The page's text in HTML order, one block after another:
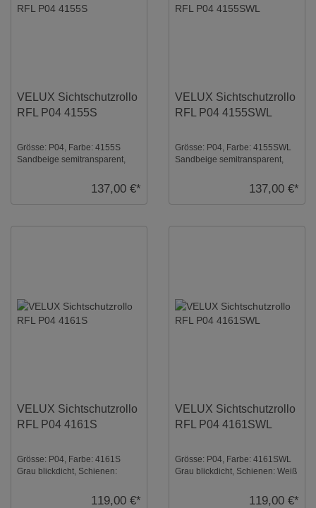
VELUX Sichtschutzrollo
RFL P04 4155S
Grösse: P04, Farbe: 4155S
Sandbeige semitransparent,
137,00 €*
VELUX Sichtschutzrollo
RFL P04 4155SWL
Grösse: P04, Farbe: 4155SWL
Sandbeige semitransparent,
137,00 €*
VELUX Sichtschutzrollo
RFL P04 4161S
Grösse: P04, Farbe: 4161S
Grau blickdicht, Schienen:
119,00 €*
VELUX Sichtschutzrollo
RFL P04 4161SWL
Grösse: P04, Farbe: 4161SWL
Grau blickdicht, Schienen: Weiß
119,00 €*